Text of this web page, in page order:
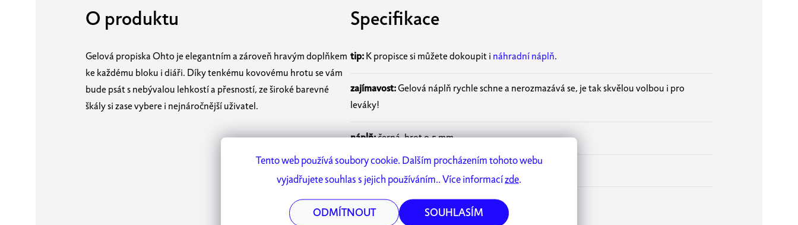
Tento web používá soubory cookie. Dalším procházením tohoto webu
vyjadřujete souhlas s jejich používáním.. Více informacízde.
ODMÍTNOUT SOUHLASÍM
O produktu
Gelová propiska Ohto je elegantním a zároveň hravým doplňkem
ke každému bloku i diáři. Díky tenkému kovovému hrotu se vám
bude psát s nebývalou lehkostí a přesností, ze široké barevné
škály si zase vybere i nejnáročnější uživatel.
Specifikace
tip: K propisce si můžete dokoupit i náhradní náplň.
zajímavost:Gelová náplň rychle schne a nerozmazává se, je tak skvělou volbou i pro
leváky!
náplň:černá, hrot 0,5 mm
řada: Rays Quick Dry
Vyrobeno v Japonsku.